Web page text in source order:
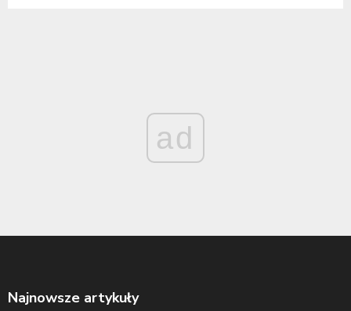
ad
Najnowsze artykuły